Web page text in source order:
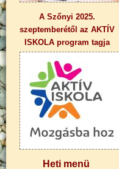
A Szőnyi 2025.
szeptemberétől az AKTÍV
ISKOLA program tagja
Heti menü